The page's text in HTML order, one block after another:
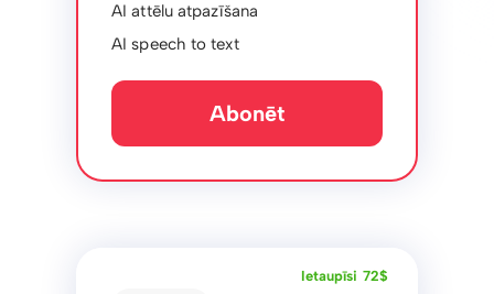
AI attēlu atpazīšana
AI speech to text
Abonēt
Ietaupīsi 72$